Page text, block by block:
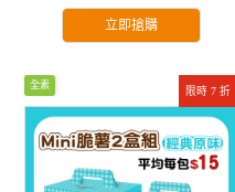
立即搶購
限時 7 折
全素